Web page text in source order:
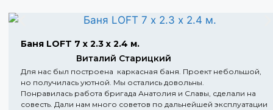
Баня LOFT 7 х 2.3 х 2.4 м.
Виталий Старицкий
Для нас был построена каркасная баня. Проект небольшой,
но получилась уютной. Мы остались довольны.
Понравилась работа бригада Анатолия и Славы, сделали на
совесть. Дали нам много советов по дальнейшей эксплуатации